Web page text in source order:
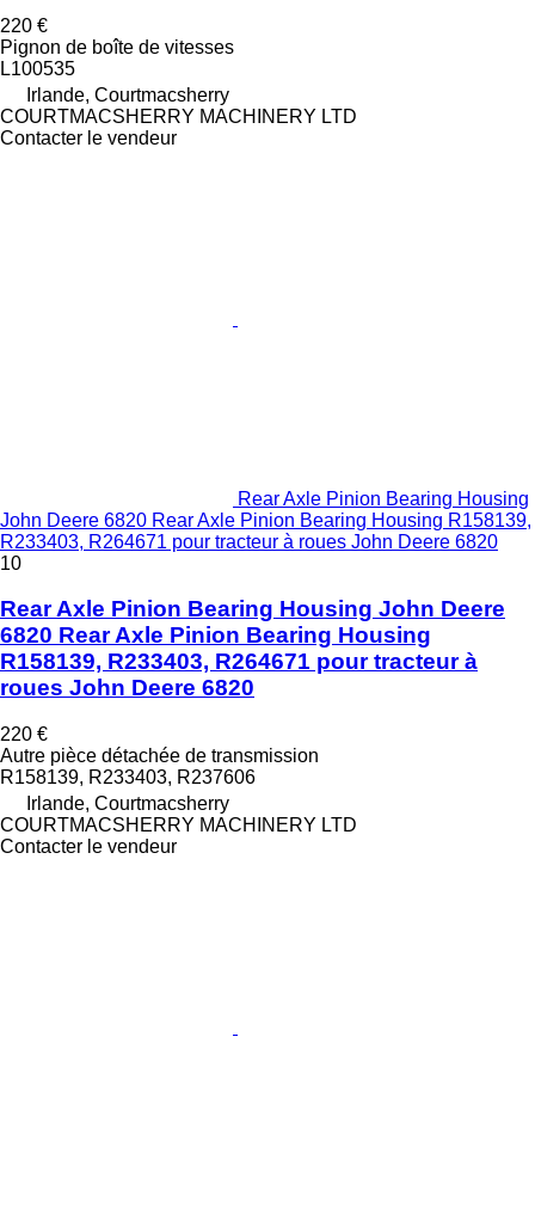
220 €
Pignon de boîte de vitesses
L100535
Irlande, Courtmacsherry
COURTMACSHERRY MACHINERY LTD
Contacter le vendeur
Rear Axle Pinion Bearing Housing
John Deere 6820 Rear Axle Pinion Bearing Housing R158139,
R233403, R264671 pour tracteur à roues John Deere 6820
10
Rear Axle Pinion Bearing Housing John Deere
6820 Rear Axle Pinion Bearing Housing
R158139, R233403, R264671 pour tracteur à
roues John Deere 6820
220 €
Autre pièce détachée de transmission
R158139, R233403, R237606
Irlande, Courtmacsherry
COURTMACSHERRY MACHINERY LTD
Contacter le vendeur